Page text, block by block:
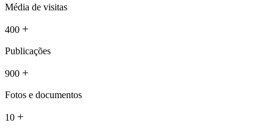
Média de visitas
400 +
Publicações
900 +
Fotos e documentos
10 +